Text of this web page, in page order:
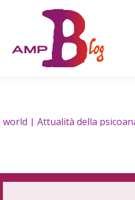
| Attualità della